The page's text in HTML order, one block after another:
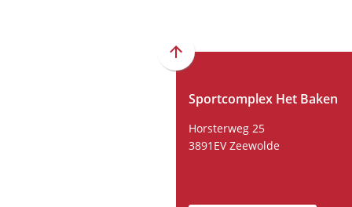
Scroll
boven
het
Sportcomplex Het Baken
Horsterweg 25
3891EV Zeewolde